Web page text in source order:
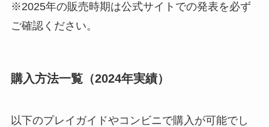
※2025年の販売時期は公式サイトでの発表を必ず
ご確認ください。
購入方法一覧（2024年実績）
以下のプレイガイドやコンビニで購入が可能でし